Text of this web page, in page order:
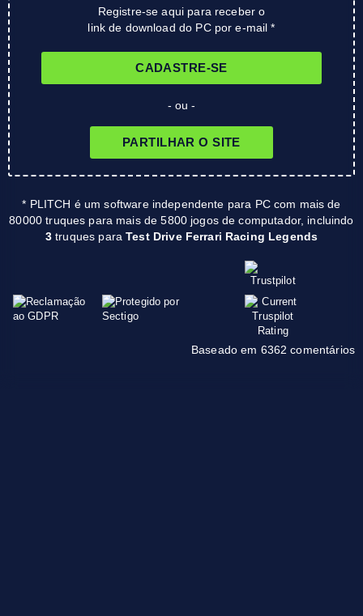
Registre-se aqui para receber o
link de download do PC por e-mail *
CADASTRE-SE
- ou -
PARTILHAR O SITE
* PLITCH é um software independente para PC com mais de
80000 truques para mais de 5800 jogos de computador, incluindo
3 truques paraTest Drive Ferrari Racing Legends
Baseado em 6362 comentários